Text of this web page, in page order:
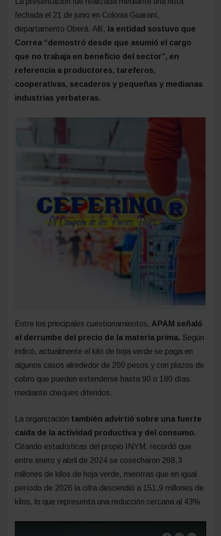
fechada el 21 de junio en Colonia Guaraní,
departamento Oberá. Allí,
la entidad sostuvo que
Correa “demostró desde que asumió el cargo
que no trabaja en beneficio del sector”, en
referencia a productores, tareferos,
cooperativas, secaderos y pequeñas y medianas
industrias yerbateras.
Entre los principales cuestionamientos, APAM señaló
el derrumbe del precio de la materia prima. Según
indicó, actualmente el kilo de hoja verde se paga en
algunos casos alrededor de 200 pesos y con plazos de
cobro que pueden extenderse hasta 90 o 180 días
mediante cheques diferidos.
La organización también advirtió sobre una fuerte
caída de la actividad productiva y del consumo.
Citando estadísticas del propio INYM, recordó que
entre enero y abril de 2024 se cosecharon 268,3
millones de kilos de hoja verde, mientras que en igual
período de 2026 la cifra descendió a 151,9 millones de
kilos, lo que representa una reducción cercana al 43%.